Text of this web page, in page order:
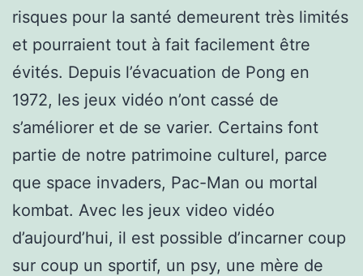
risques pour la santé demeurent très limités
et pourraient tout à fait facilement être
évités. Depuis l’évacuation de Pong en
1972, les jeux vidéo n’ont cassé de
s’améliorer et de se varier. Certains font
partie de notre patrimoine culturel, parce
que space invaders, Pac-Man ou mortal
kombat. Avec les jeux video vidéo
d’aujourd’hui, il est possible d’incarner coup
sur coup un sportif, un psy, une mère de